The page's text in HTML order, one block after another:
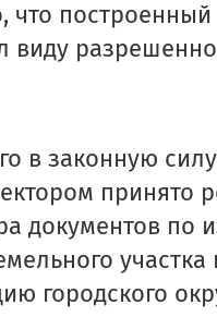
что
виду
в законную
принято
документов
городского